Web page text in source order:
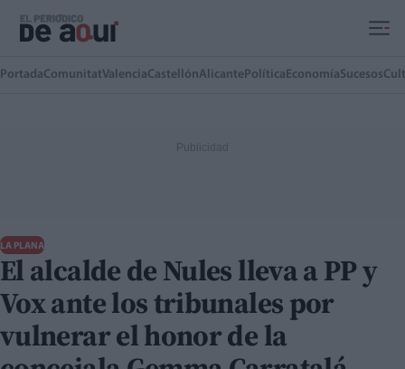
PortadaComunitatValenciaCastellónAlicante Política EconomíaSucesos
LA PLANA
El alcalde de Nules lleva a PP y
Vox ante los tribunales por
vulnerar el honor de la